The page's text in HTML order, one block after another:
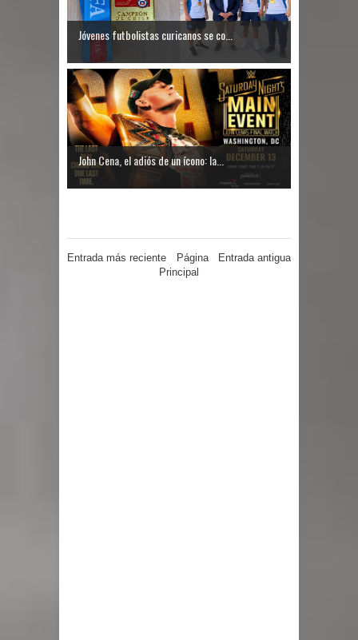
Jóvenes futbolistas curicanos se co...
John Cena, el adiós de un ícono: la...
Entrada más reciente Entrada antigua
Página
Principal